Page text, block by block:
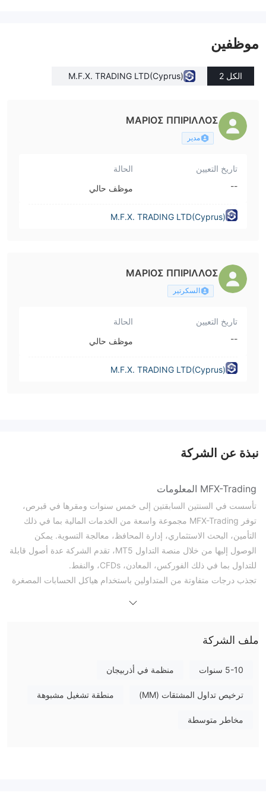
موظفين
الكل 2 M.F.X. TRADING LTD(Cyprus)
ΜΑΡΙΟΣ ΠΠΙΡΙΛΛΟΣ
مدير
تاريخ التعيين
--
الحالة
موظف حالي
M.F.X. TRADING LTD(Cyprus)
ΜΑΡΙΟΣ ΠΠΙΡΙΛΛΟΣ
السكرتير
تاريخ التعيين
--
الحالة
موظف حالي
M.F.X. TRADING LTD(Cyprus)
نبذة عن الشركة
MFX-Trading المعلومات
تأسست في السنتين السابقتين إلى خمس سنوات ومقرها في قبرص،
توفر MFX-Trading مجموعة واسعة من الخدمات المالية بما في ذلك
التأمين، البحث الاستثماري، إدارة المحافظ، معالجة التسوية. يمكن
الوصول إليها من خلال منصة التداول MT5، تقدم الشركة عدة أصول قابلة
للتداول بما في ذلك الفوركس، المعادن، CFDs، والنفط.
تجذب درجات متفاوتة من المتداولين باستخدام هياكل الحسابات المصغرة
التجارية، عيبًا أيضًا.
حالة التنظيم
يستدعي نقص الحماية التشريعية حذر المستثمرين المحتملين.
المزايا والعيوب
ملف الشركة
5-10 سنوات منظمة في أذربيجان
ترخيص تداول المشتقات (MM) منطقة تشغيل مشبوهة
مخاطر متوسطة